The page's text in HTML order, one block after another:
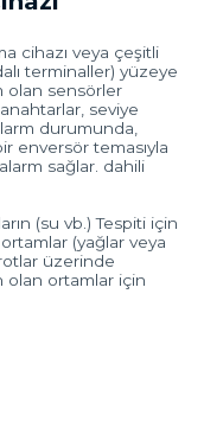
cihazı veya çeşitli
terminaller) yüzeye
olan sensörler
seviye
durumunda,
enversör temasıyla
sağlar. dahili
(su vb.) Tespiti için
(yağlar veya
üzerinde
olan ortamlar için